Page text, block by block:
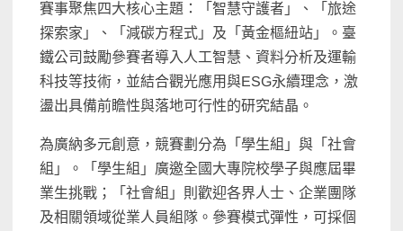
賽事聚焦四大核心主題：「智慧守護者」、「旅途
探索家」、「減碳方程式」及「黃金樞紐站」。臺
鐵公司鼓勵參賽者導入人工智慧、資料分析及運輸
科技等技術，並結合觀光應用與ESG永續理念，激
盪出具備前瞻性與落地可行性的研究結晶。
為廣納多元創意，競賽劃分為「學生組」與「社會
組」。「學生組」廣邀全國大專院校學子與應屆畢
業生挑戰；「社會組」則歡迎各界人士、企業團隊
及相關領域從業人員組隊。參賽模式彈性，可採個